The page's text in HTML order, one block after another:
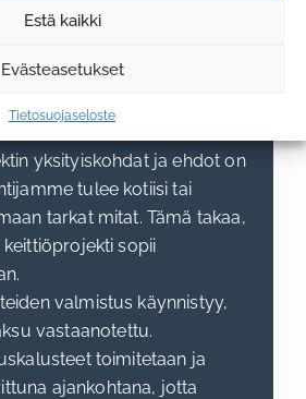
Estä kaikki
Evästeasetukset
Tietosuojaseloste
mittaus ja
yksityiskohdat ja ehdot on
tulee kotiisi tai
tarkat mitat. Tämä takaa,
sopii
valmistus käynnistyy,
vastaanotettu.
toimitetaan ja
ajankohtana, jotta